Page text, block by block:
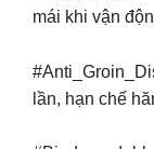
mái khi vận
lần, hạn chế